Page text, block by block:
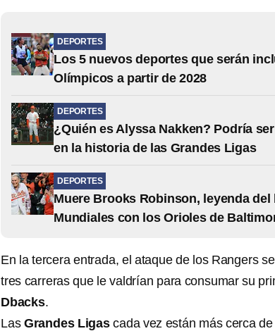
DEPORTES
Los 5 nuevos deportes que serán
Olímpicos a partir de 2028
DEPORTES
¿Quién es Alyssa Nakken? Podría
en la historia de las Grandes Ligas
DEPORTES
Muere Brooks Robinson, leyenda
Mundiales con los Orioles de
En la tercera entrada, el ataque de los Rangers
tres carreras que le valdrían para consumar su
Dbacks.
LasGrandes Ligascada vez están más cerca